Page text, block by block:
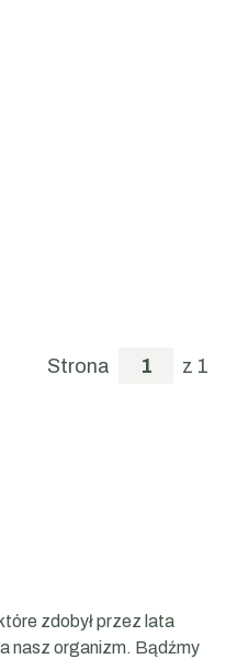
Strona z 1
zdobył przez lata
nasz organizm. Bądźmy